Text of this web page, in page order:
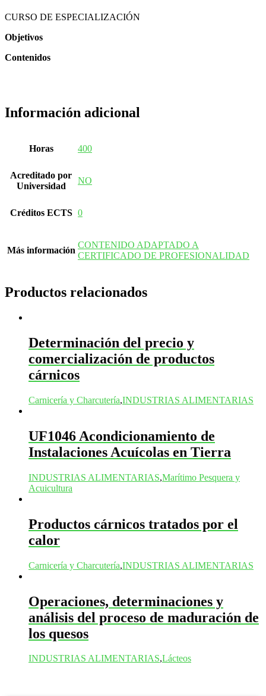
CURSO DE ESPECIALIZACIÓN
Objetivos
Contenidos
Información adicional
Horas 400
Acreditado por
Universidad
NO
Créditos ECTS 0
Más información
CONTENIDO ADAPTADO A
CERTIFICADO DE PROFESIONALIDAD
Productos relacionados
Determinación del precio y
comercialización de productos
cárnicos
Carnicería y Charcutería,INDUSTRIAS ALIMENTARIAS
UF1046 Acondicionamiento de
Instalaciones Acuícolas en Tierra
INDUSTRIAS ALIMENTARIAS,Marítimo Pesquera y
Acuicultura
Productos cárnicos tratados por el
calor
Carnicería y Charcutería,INDUSTRIAS ALIMENTARIAS
Operaciones, determinaciones y
análisis del proceso de maduración de
los quesos
INDUSTRIAS ALIMENTARIAS,Lácteos